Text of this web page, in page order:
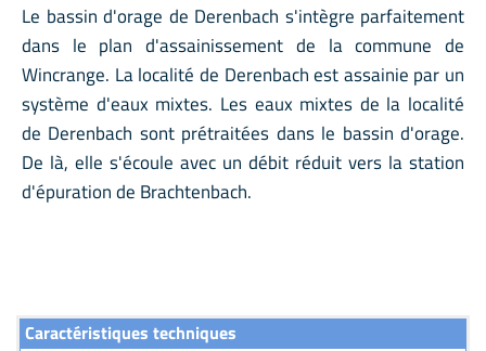
Le bassin d'orage de Derenbach s'intègre parfaitement
dans le plan d'assainissement de la commune de
Wincrange. La localité de Derenbach est assainie par un
système d'eaux mixtes. Les eaux mixtes de la localité
de Derenbach sont prétraitées dans le bassin d'orage.
De là, elle s'écoule avec un débit réduit vers la station
d'épuration de Brachtenbach.
Caractéristiques techniques